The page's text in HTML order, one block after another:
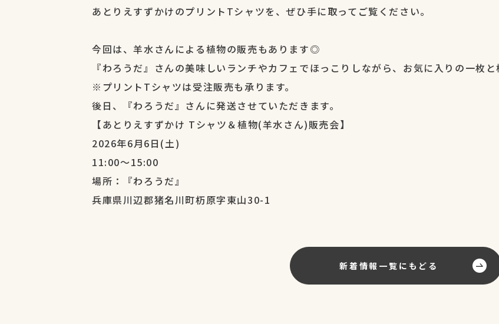
あとりえすずかけのプリントTシャツを、ぜひ手に取ってご覧ください。
今回は、羊水さんによる植物の販売もあります◎
『わろうだ』さんの美味しいランチやカフェでほっこりしながら、お気に入りの一枚
※プリントTシャツは受注販売も承ります。
後日、『わろうだ』さんに発送させていただきます。
【あとりえすずかけ Tシャツ＆植物(羊水さん)販売会】
2026年6月6日(土)
11:00〜15:00
場所：『わろうだ』
兵庫県川辺郡猪名川町杤原字東山30-1
新着情報一覧にもどる